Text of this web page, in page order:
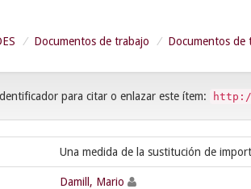
Documentos de trabajo Documentos de
para citar o enlazar este ítem:
Una medida de la sustitución de
Damill, Mario